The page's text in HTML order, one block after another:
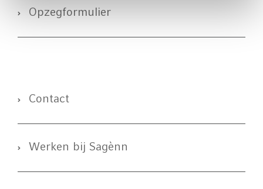
Opzegformulier
Contact
Werken bij Sagènn